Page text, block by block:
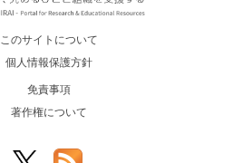
このサイトについて
個人情報保護方針
免責事項
著作権について